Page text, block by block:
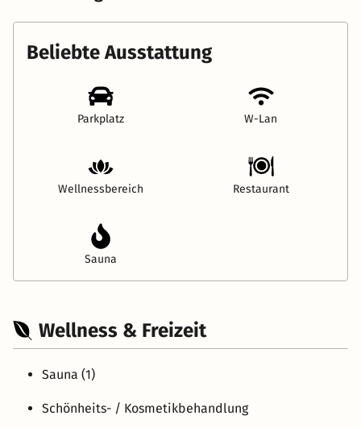
Beliebte Ausstattung
Parkplatz W-Lan
Wellnessbereich Restaurant
Sauna
Wellness & Freizeit
Sauna (1)
Schönheits- / Kosmetikbehandlung